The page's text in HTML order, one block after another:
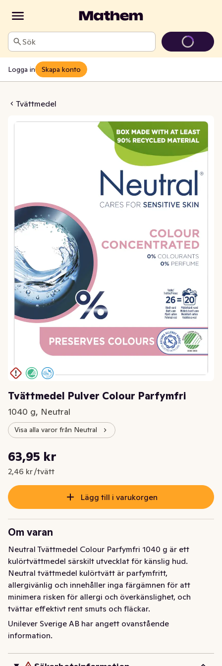
Sök
Logga in Skapa konto
Tvättmedel
Colour Parfymfri
Tvättmedel Pulver Colour Parfymfri
1040 g, Neutral
Visa alla varor från Neutral
Nuvarande pris är: 63,95 kr
63,95 kr
2,46 kr /tvätt
Styckpris: 2,46 kr /tvätt
Lägg till i varukorgen
Om varan
Neutral Tvättmedel Colour Parfymfri 1040 g är ett
kulörtvättmedel särskilt utvecklat för känslig hud.
Neutral tvättmedel kulörtvätt är parfymfritt,
allergivänlig och innehåller inga färgämnen för att
minimera risken för allergi och överkänslighet, och
tvättar effektivt rent smuts och fläckar.
Neutrals pulvertvättmedel är ett allergivänligt
och allergiförbundet och är även Svanenmärkt.
Unilever Sverige AB har angett ovanstående
information.